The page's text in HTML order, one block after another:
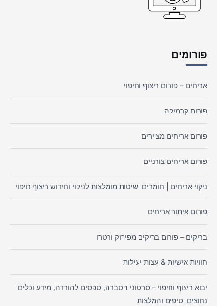
פורומים
אריחים – פורום ריצוף וחיפוי
פורום קרמיקה
פורום אריחים מצוירים
פורום אריחים צורניים
ניקוי אריחים | חומרים ושיטות מומלצות לניקוי וחידוש ריצוף חיפוי
פורום איתור אריחים
בריקים – פורום בריקים מפירוק ורטרו
חוויות אישיות & עצות יעילות
יבוא ריצוף וחיפוי – סרטוני הסברה, טפסים להורדה, מידע וכלים
נחוצים, טיפים והמלצות